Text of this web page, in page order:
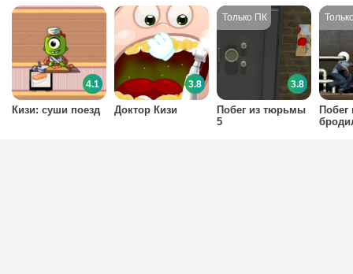
Побег из тюрьмы
5
3.8
Кизи: суши поезд
4.1
Доктор Кизи
3.8